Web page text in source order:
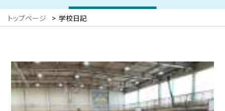
トップページ > 学校日記